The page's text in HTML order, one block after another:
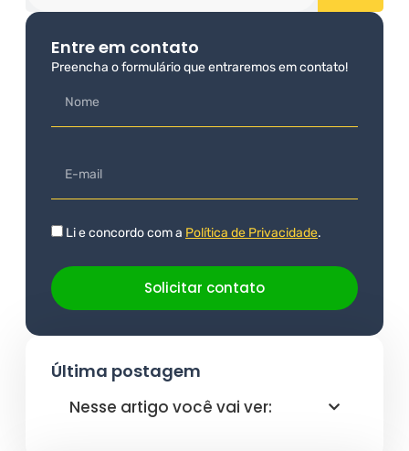
Entre em contato
Preencha o formulário que entraremos em contato!
Li e concordo com a Política de Privacidade.
Solicitar contato
Última postagem
Nesse artigo você vai ver: